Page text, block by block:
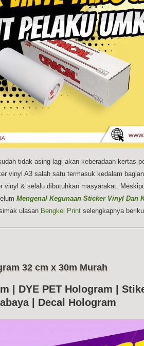
tidak asing lagi akan keberadaan kertas
vinyl A3 salah satu termasuk kedalam
vinyl & selalu dibutuhkan masyarakat.
Mengenal Kegunaan Sticker Vinyl Dan
ulasan Bengkel Print selengkapnya
32 cm x 30m Murah
| DYE PET Hologram |
| Decal Hologram